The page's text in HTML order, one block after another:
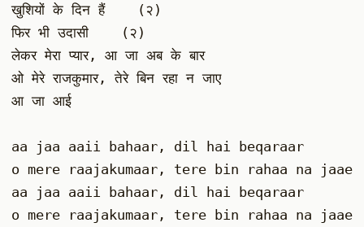
खुशियों के दिन हैं    (२)
फिर भी उदासी    (२)
लेकर मेरा प्यार, आ जा अब के बार
ओ मेरे राजकुमार, तेरे बिन रहा न जाए
आ जा आई
aa jaa aaii bahaar, dil hai beqaraar
o mere raajakumaar, tere bin rahaa na jaae
aa jaa aaii bahaar, dil hai beqaraar
o mere raajakumaar, tere bin rahaa na jaae